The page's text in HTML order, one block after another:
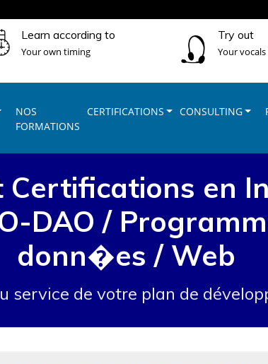
Learn according to
Your own timing
Try out
Your
NOS
FORMATIONS
CERTIFICATIONS CONSULTING
Certifications en
DAO /
donn�es / Web
service de votre plan de